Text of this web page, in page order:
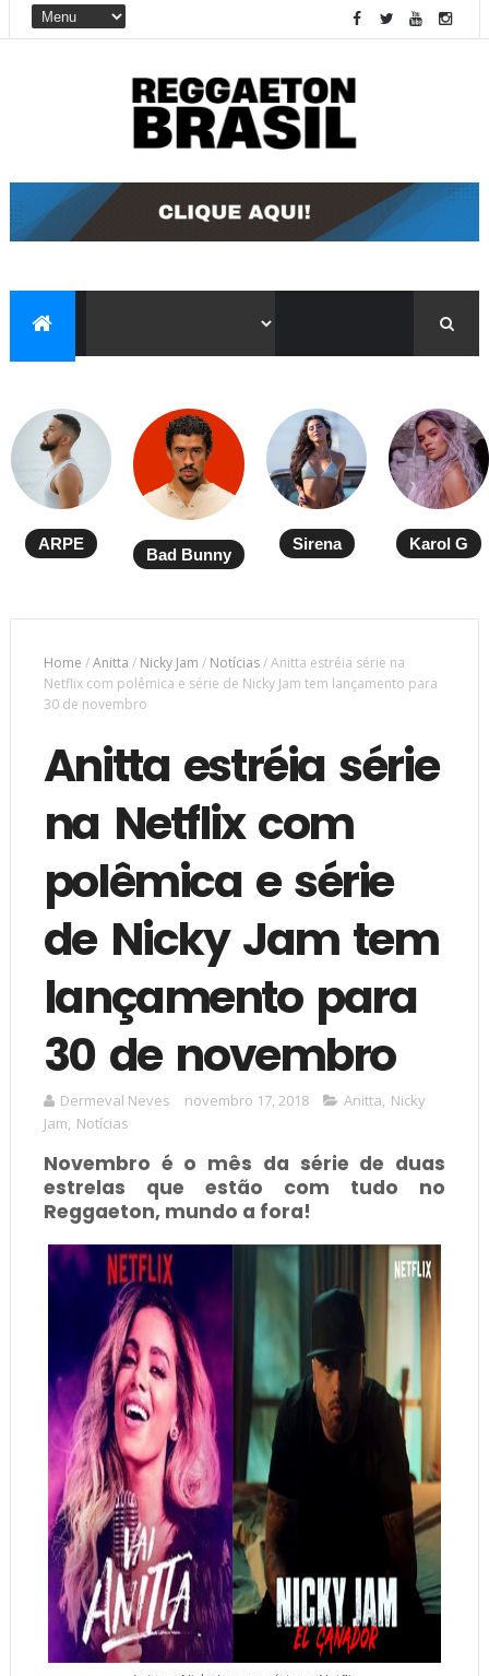
ARPE
Bad Bunny
Sirena Karol G
Home /Anitta / Nicky Jam / Notícias/Anitta estréia série na
Netflix com polêmica e série de Nicky Jam tem lançamento para
30 de novembro
Anitta estréia série
na Netflix com
polêmica e série
de Nicky Jam tem
lançamento para
30 de novembro
Dermeval Neves novembro 17, 2018 Anitta, Nicky
Jam, Notícias
Novembro é o mês da série de duas
estrelas que estão com tudo no
Reggaeton, mundo a fora!